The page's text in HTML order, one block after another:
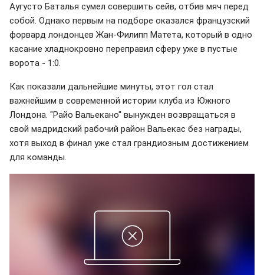
Аугусто Баталья сумел совершить сейв, отбив мяч перед
собой. Однако первым на подборе оказался французский
форвард лондонцев Жан-Филипп Матета, который в одно
касание хладнокровно переправил сферу уже в пустые
ворота - 1:0.
Как показали дальнейшие минуты, этот гол стал
важнейшим в современной истории клуба из Южного
Лондона. "Райо Вальекано" вынужден возвращаться в
свой мадридский рабочий район Вальекас без награды,
хотя выход в финал уже стал грандиозным достижением
для команды.